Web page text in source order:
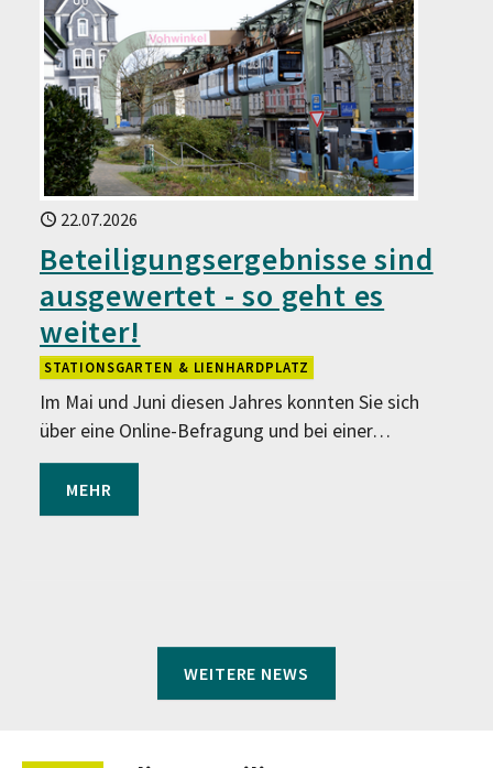
22.07.2026
Beteiligungsergebnisse sind
ausgewertet - so geht es
weiter!
STATIONSGARTEN & LIENHARDPLATZ
Im Mai und Juni diesen Jahres konnten Sie sich
über eine Online-Befragung und bei einer…
MEHR
WEITERE NEWS